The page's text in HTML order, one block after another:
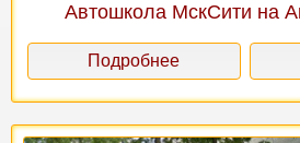
Автошкола МскСити на
Подробнее